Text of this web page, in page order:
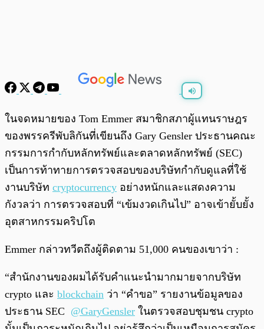
ในจดหมายของ Tom Emmer สมาชิกสภาผู้แทนราษฎร
ของพรรครีพับลิกันที่เขียนถึง Gary Gensler ประธานคณะ
กรรมการกำกับหลักทรัพย์และตลาดหลักทรัพย์ (SEC)
เป็นการท้าทายการตรวจสอบของบริษัทกำกับดูแลที่ใช้
งานบริษัท cryptocurrency อย่างหนักและแสดงความ
กังวลว่า การตรวจสอบที่ “เข้มงวดเกินไป” อาจเข้ายั้บยั้ง
อุตสาหกรรมคริปโต
Emmer กล่าวทวีตถึงผู้ติดตาม 51,000 คนของเขาว่า :
“สำนักงานของผมได้รับคำแนะนำมากมายจากบริษัท
crypto และ blockchain ว่า “คำขอ” รายงานข้อมูลของ
ประธาน SEC @GaryGensler ในตรวจสอบชุมชน crypto